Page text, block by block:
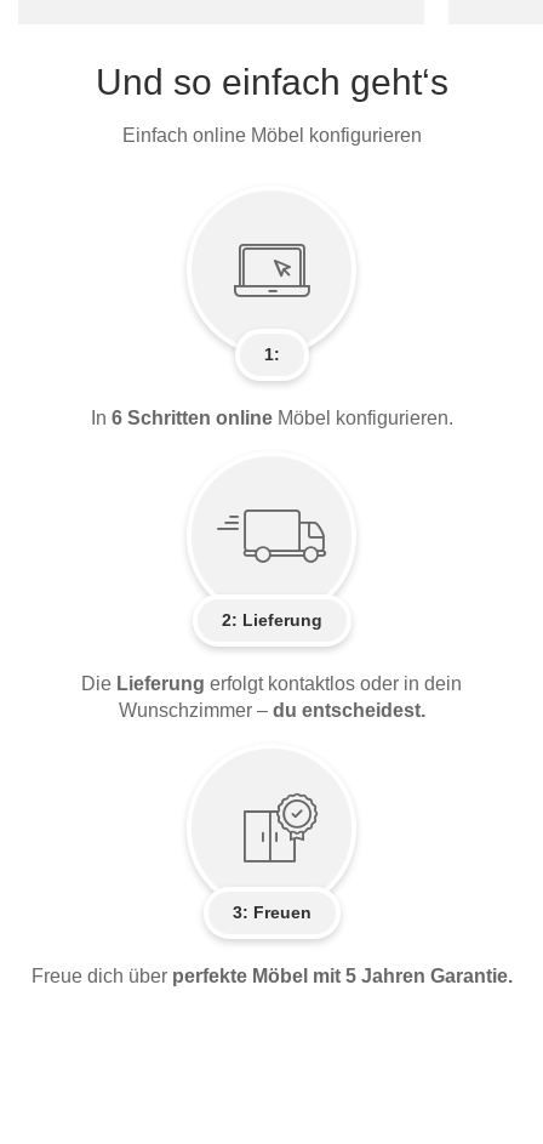
Und so einfach geht‘s
Einfach online Möbel konfigurieren
1:
In 6 Schritten online Möbel konfigurieren.
2: Lieferung
Die Lieferung erfolgt kontaktlos oder in dein
Wunschzimmer – du entscheidest.
3: Freuen
Freue dich über perfekte Möbel mit 5 Jahren Garantie.